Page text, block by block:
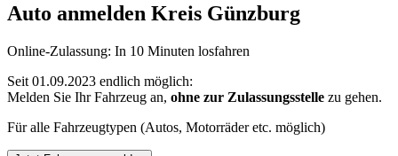
Auto anmelden Kreis Günzburg
Online-Zulassung: In 10 Minuten losfahren
Seit 01.09.2023 endlich möglich:
Melden Sie Ihr Fahrzeug an, ohne zur Zulassungsstelle zu gehen.
Für alle Fahrzeugtypen (Autos, Motorräder etc. möglich)